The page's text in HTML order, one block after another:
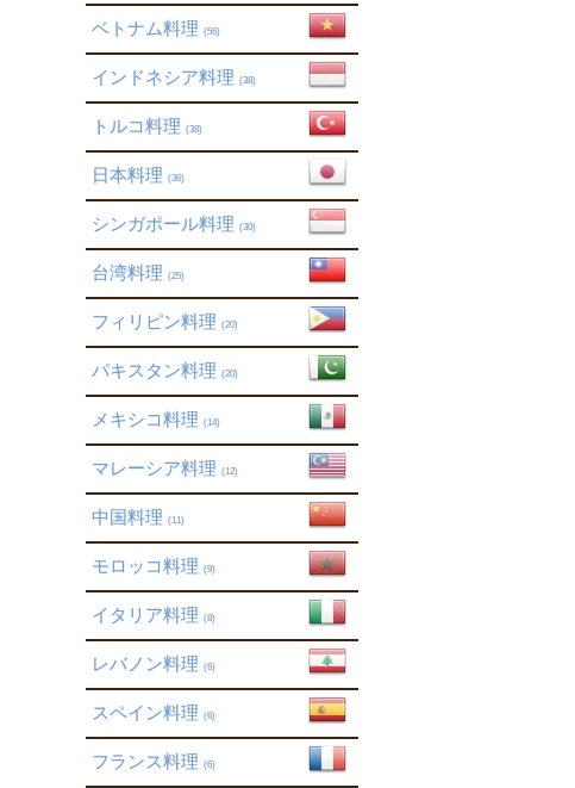
ベトナム料理 (56)
インドネシア料理 (38)
トルコ料理 (38)
日本料理 (36)
シンガポール料理 (30)
台湾料理 (25)
フィリピン料理 (20)
パキスタン料理 (20)
メキシコ料理 (14)
マレーシア料理 (12)
中国料理 (11)
モロッコ料理 (9)
イタリア料理 (8)
レバノン料理 (6)
スペイン料理 (6)
フランス料理 (6)